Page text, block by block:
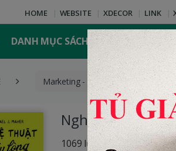
HOME WEBSITE XDECOR LINK
DANH MỤC SÁCH
Marketing - Bán hàng
Nghệ Thuật Lấy
1069 lượt xem